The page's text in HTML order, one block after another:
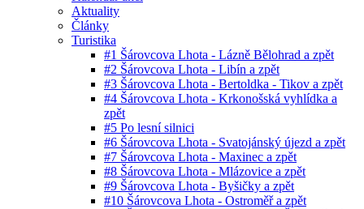
Aktuality
Články
Turistika
#1 Šárovcova Lhota - Lázně Bělohrad a zpět
#2 Šárovcova Lhota - Libín a zpět
#3 Šárovcova Lhota - Bertoldka - Tikov a zpět
#4 Šárovcova Lhota - Krkonošská vyhlídka a
zpět
#5 Po lesní silnici
#6 Šárovcova Lhota - Svatojánský újezd a zpět
#7 Šárovcova Lhota - Maxinec a zpět
#8 Šárovcova Lhota - Mlázovice a zpět
#9 Šárovcova Lhota - Byšičky a zpět
#10 Šárovcova Lhota - Ostroměř a zpět